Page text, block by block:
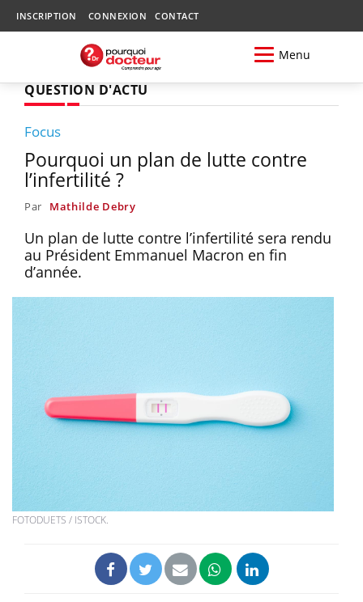
INSCRIPTION CONNEXION CONTACT
Menu
QUESTION D'ACTU
Focus
Pourquoi un plan de lutte contre
l’infertilité ?
Par Mathilde Debry
Un plan de lutte contre l’infertilité sera rendu
au Président Emmanuel Macron en fin
d’année.
FOTODUETS / ISTOCK.